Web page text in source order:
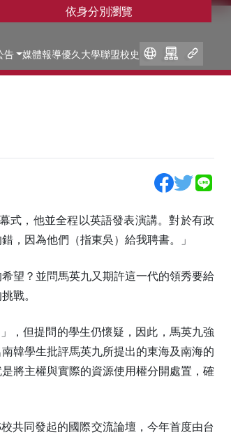
依身分別瀏覽
告 媒體報導優久大學聯盟校史
式，他並全程以英語發表演講。對於有政
，因為他們（指東吳）給我聘書。」
望？並問馬英九又期許這一代的領秀要給
戰。
，但提問的學生仍懷疑，因此，馬英九強
韓學生批評馬英九所提出的東海及南海的
將主權與實際的資源使用權分開處置，確
共同發起的國際交流論壇，今年首度由台